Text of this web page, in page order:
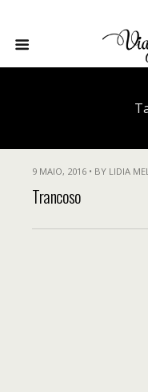
9 MAIO, 2016 • BY LIDIA
Trancoso